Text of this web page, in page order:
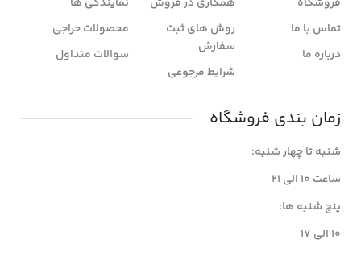
تماس با ما
درباره ما
روش های ثبت
سفارش
شرایط مرجوعی
محصولات حراجی
سوالات متداول
زمان بندی فروشگاه
شنبه تا چهار شنبه:
ساعت ۱۰ الی ۲۱
پنج شنبه ها:
۱۰ الی ۱۷